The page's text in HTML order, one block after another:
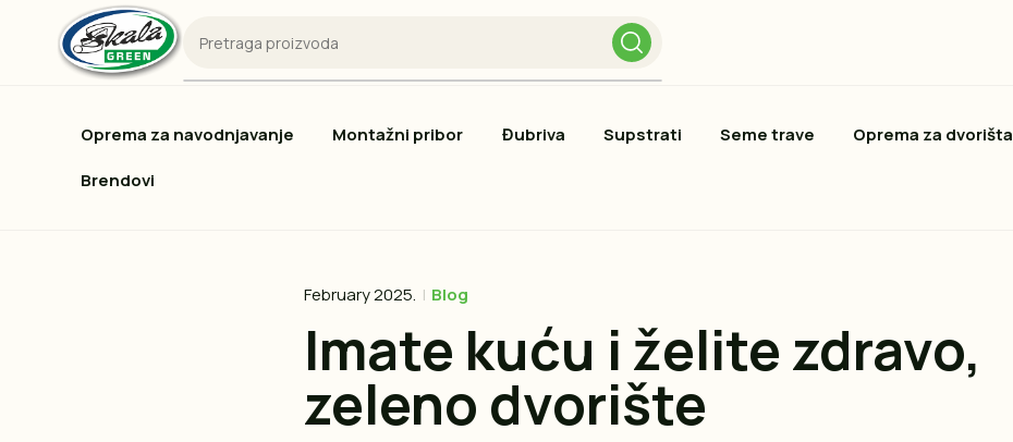
Oprema za navodnjavanje Montažni pribor Đubriva Supstrati Seme trave
Oprema za dvorišta
Brendovi
February 2025. Blog
Imate kuću i želite zdravo,
zeleno dvorište